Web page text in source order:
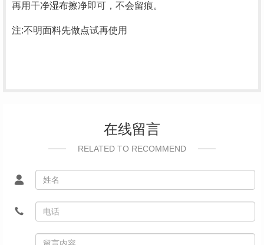
再用干净湿布擦净即可，不会留痕。
注:不明面料先做点试再使用
在线留言
RELATED TO RECOMMEND